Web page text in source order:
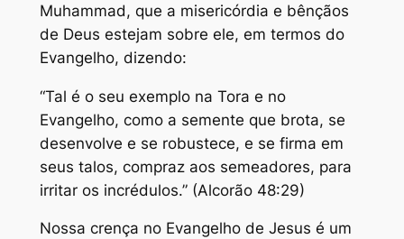
Muhammad, que a misericórdia e bênçãos
de Deus estejam sobre ele, em termos do
Evangelho, dizendo:
“Tal é o seu exemplo na Tora e no
Evangelho, como a semente que brota, se
desenvolve e se robustece, e se firma em
seus talos, compraz aos semeadores, para
irritar os incrédulos.” (Alcorão 48:29)
Nossa crença no Evangelho de Jesus é um